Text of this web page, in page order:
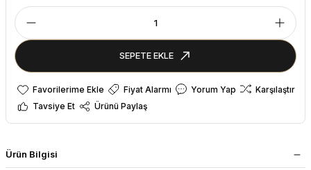
SEPETE EKLE
Fiyat Alarmı Yorum Yap
Karşılaştır
Tavsiye Et
Ürünü Paylaş
Ürün Bilgisi